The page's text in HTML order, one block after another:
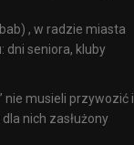
, w radzie miasta
dni seniora, kluby
nie musieli przywozić i
nich zasłużony